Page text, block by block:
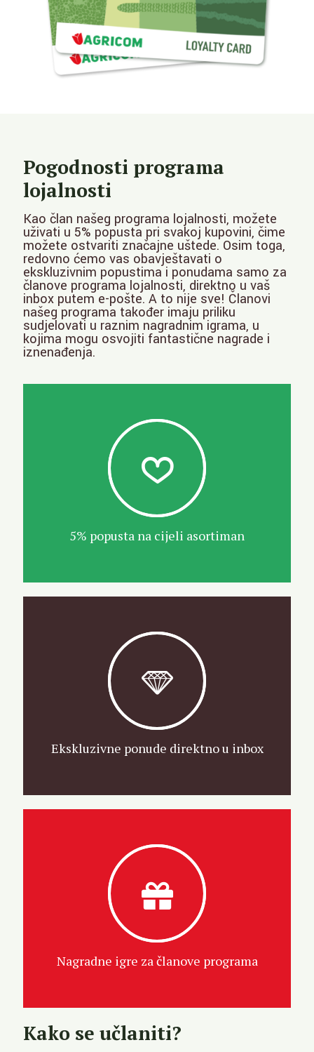
Pogodnosti programa
lojalnosti
Kao član našeg programa lojalnosti, možete
uživati u 5% popusta pri svakoj kupovini, čime
možete ostvariti značajne uštede. Osim toga,
redovno ćemo vas obavještavati o
ekskluzivnim popustima i ponudama samo za
članove programa lojalnosti, direktno u vaš
inbox putem e-pošte. A to nije sve! Članovi
našeg programa također imaju priliku
sudjelovati u raznim nagradnim igrama, u
kojima mogu osvojiti fantastične nagrade i
iznenađenja.
5% popusta na cijeli asortiman
Ekskluzivne ponude direktno u inbox
Nagradne igre za članove programa
Kako se učlaniti?